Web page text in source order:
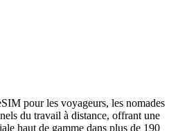
pour les voyageurs, les nomades
du travail à distance, offrant une
haut de gamme dans plus de 190